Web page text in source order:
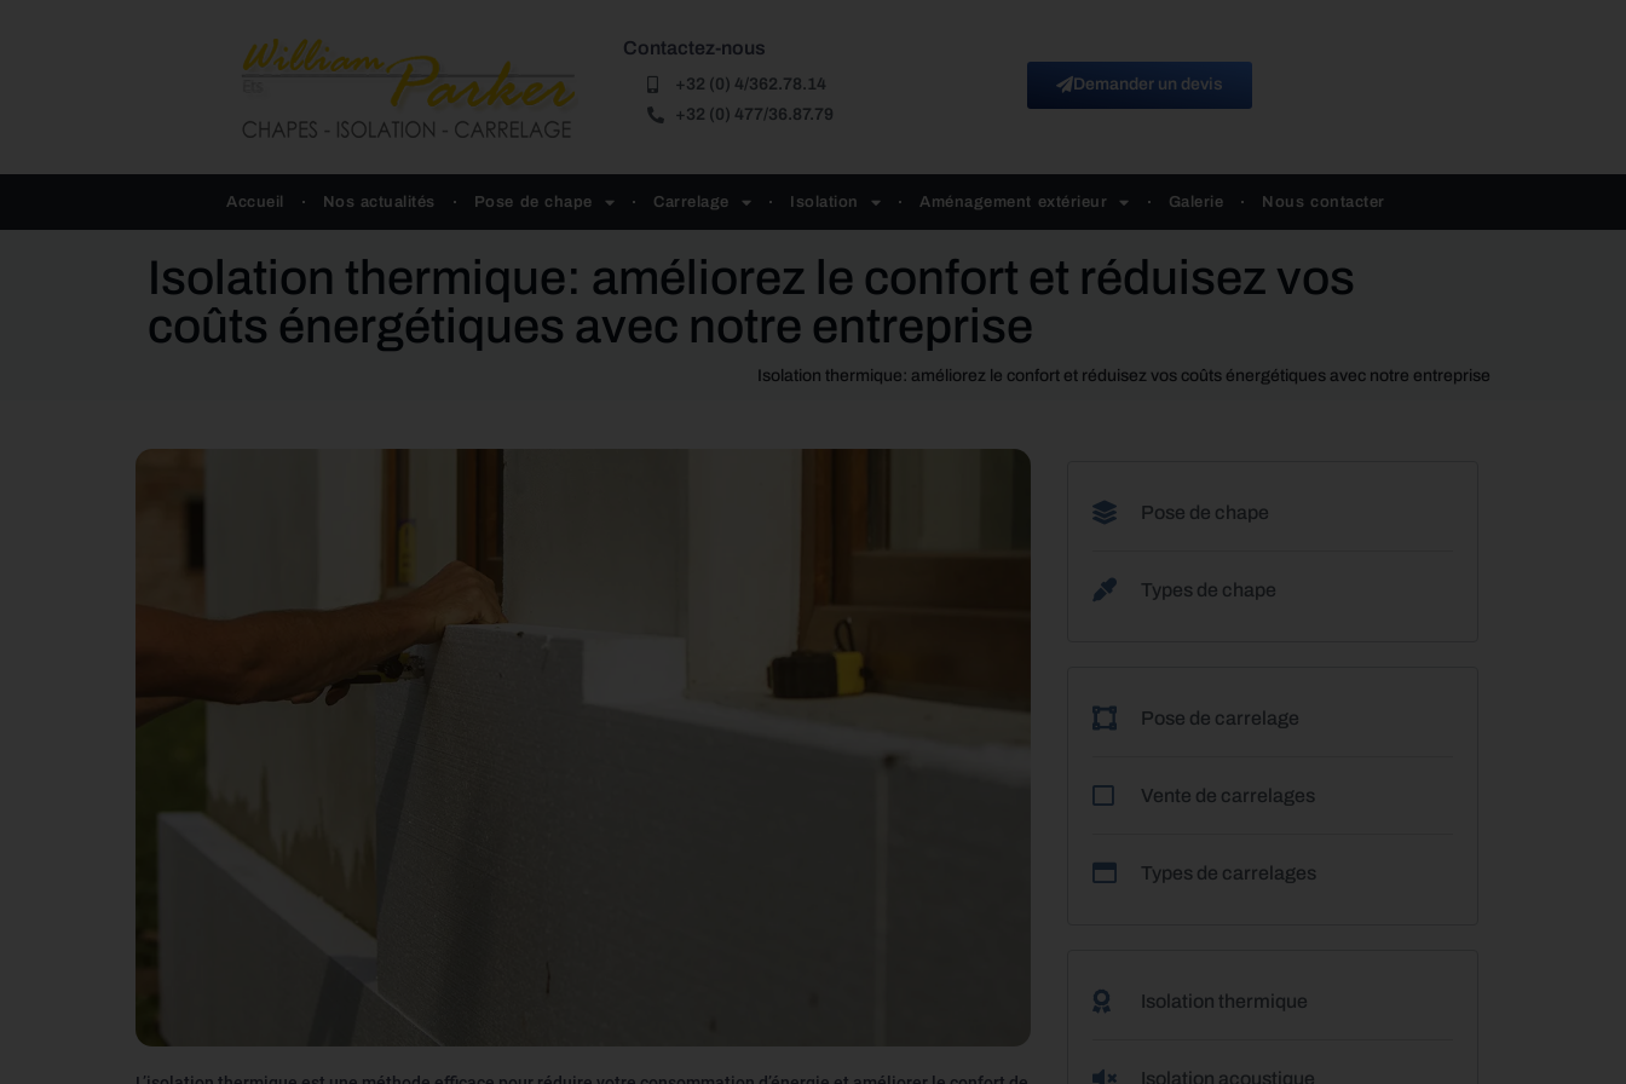
Contactez-nous
+32 (0) 4/362.78.14
+32 (0) 477/36.87.79
Demander un devis
Accueil Nos actualités Pose de chape Carrelage Isolation Aménagement extérieur Galerie Nous contacter
Isolation thermique: améliorez le confort et réduisez vos
coûts énergétiques avec notre entreprise
Isolation thermique: améliorez le confort et réduisez vos coûts énergétiques avec notre entreprise
Pose de chape
Types de chape
Pose de carrelage
Vente de carrelages
Types de carrelages
Isolation thermique
Isolation acoustique